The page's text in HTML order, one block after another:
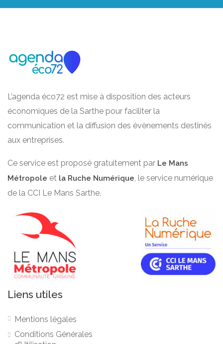
L’agenda éco72 est mise à disposition des acteurs
économiques de la Sarthe pour faciliter la
communication et la diffusion des évènements destinés
aux entreprises.
Ce service est proposé gratuitement par Le Mans
Métropole et la Ruche Numérique, le service numérique
de la CCI Le Mans Sarthe.
Liens utiles
Mentions légales
Conditions Générales